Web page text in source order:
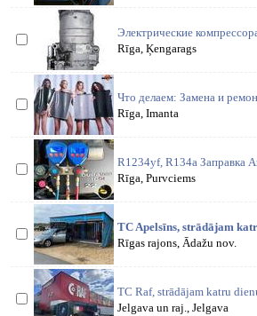
Электрические
Rīga, Ķengarags
Что делаем: Замена и
Rīga, Imanta
R1234yf, R134a Заправка
Rīga, Purvciems
TC Apelsīns, strādājam
Rīgas rajons, Ādažu nov.
TC Raf, strādājam katru
Jelgava un raj., Jelgava